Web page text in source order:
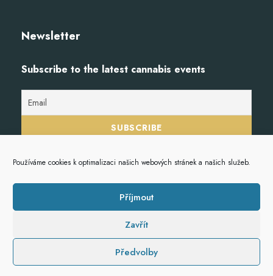
Používáme cookies k optimalizaci našich webových stránek a našich služeb.
Příjmout
Zavřít
Předvolby
Newsletter
Subscribe to the latest cannabis events
© 2023Hempoint.cz, veškerá práva vyhrazena.
vytvořilo studioStanektech.cz